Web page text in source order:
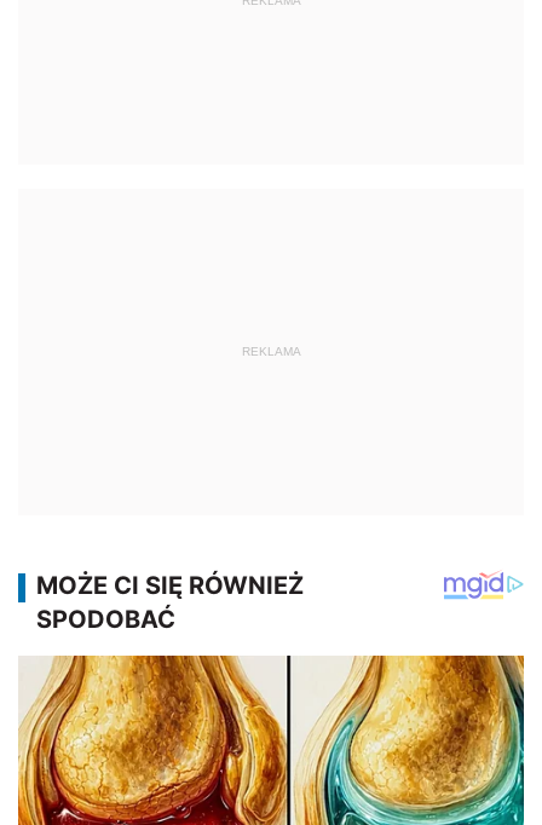
REKLAMA